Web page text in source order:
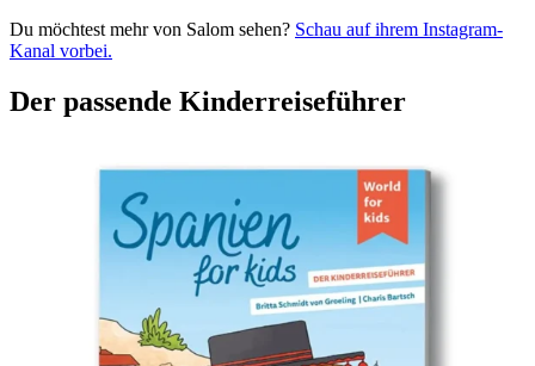
Du möchtest mehr von Salom sehen? Schau auf ihrem Instagram-
Kanal vorbei.
Der passende Kinderreiseführer